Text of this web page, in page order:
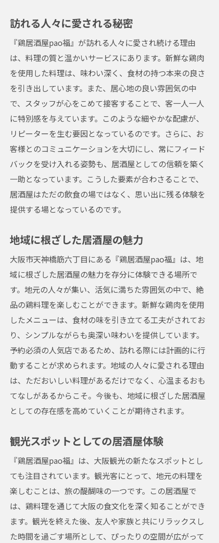
訪れる人々に愛される秘密
『鶏居酒屋pao福』が訪れる人々に愛され続ける理由
は、料理の質と温かいサービスにあります。新鮮な鶏肉
を使用した料理は、味わい深く、食材の持つ本来の良さ
を引き出しています。また、居心地の良い雰囲気の中
で、スタッフが心をこめて接客することで、客一人一人
に特別感を与えています。このような細やかな配慮が、
リピーターを生む要因となっているのです。さらに、お
客様とのコミュニケーションを大切にし、常にフィード
バックを受け入れる姿勢も、居酒屋としての信頼を築く
一助となっています。こうした要素が合わさることで、
居酒屋はただの飲食の場ではなく、思い出に残る体験を
提供する場となっているのです。
地域に根ざした居酒屋の魅力
大阪市天神橋筋六丁目にある『鶏居酒屋pao福』は、地
域に根ざした居酒屋の魅力を存分に体験できる場所で
す。地元の人々が集い、活気に満ちた雰囲気の中で、絶
品の鶏料理を楽しむことができます。新鮮な鶏肉を使用
したメニューは、食材の味を引き立てる工夫がされてお
り、シンプルながらも奥深い味わいを提供しています。
予約必須の人気店であるため、訪れる際には計画的に行
動することが求められます。地域の人々に愛される理由
は、ただおいしい料理があるだけでなく、心温まるおも
てなしがあるからこそ。今後も、地域に根ざした居酒屋
としての存在感を高めていくことが期待されます。
観光スポットとしての居酒屋体験
『鶏居酒屋pao福』は、大阪観光の新たなスポットとし
ても注目されています。観光客にとって、地元の料理を
楽しむことは、旅の醍醐味の一つです。この居酒屋で
は、鶏料理を通じて大阪の食文化を深く知ることができ
ます。観光を終えた後、友人や家族と共にリラックスし
た時間を過ごす場所として、ぴったりの空間が広がって